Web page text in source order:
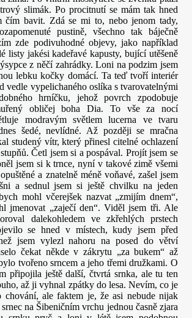
slimák. Po procitnutí se mám tak hned
čím bavit. Zdá se mi to, nebo jenom tady,
pustině, všechno tak báječně
zde podivuhodné objevy, jako například
listy jakési kadeřavé kapusty, bující utěšeně
z něčí zahrádky. Loni na podzim jsem
lebku kočky domácí. Ta teď tvoří interiér
vedle vypelichaného oslíka s tvarovatelnými
hrníčku, jehož povrch zpodobuje
obličej boha Dia. To vše za nocí
modravým světlem lucerna ve tvaru
šedé, nevlídné. Až později se mračna
studený vítr, který přinesl citelné ochlazení
Četl jsem si a pospával. Projít jsem se
jsem si k trnce, nyní v takové zimě všemi
a znatelně méně voňavé, zašel jsem
a sednul jsem si ještě chvilku na jeden
mohl včerejšek nazvat „zmijím dnem“,
jmenovat „zaječí den“. Viděl jsem tři. Ale
dalekohledem ve zkřehlých prstech
se hned v místech, kudy jsem před
jsem vylezl nahoru na posed do větví
čekat někde v zákrytu „za bukem“ až
tvořeno srncem a jeho třemi družkami. O
připojila ještě další, čtvrtá srnka, ale tu ten
až ji vyhnal zpátky do lesa. Nevím, co je
chování, ale faktem je, že asi nebude nijak
na Šibeničním vrchu jednou časně zjara